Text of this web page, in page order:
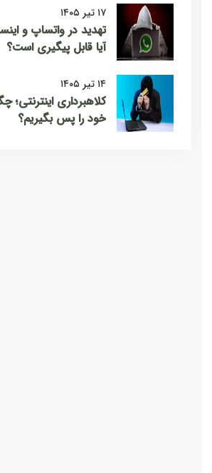
۱۷ تیر ۱۴۰۵
تهدید در واتساپ و
آیا قابل پیگیری است؟
۱۴ تیر ۱۴۰۵
کلاهبرداری اینترنتی؛
خود را پس بگیریم؟